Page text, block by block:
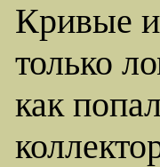
Кривые
только
как